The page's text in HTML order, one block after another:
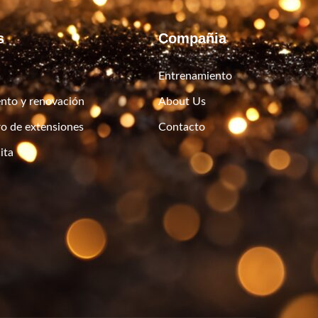
y renovación
de extensiones
Compañia
Entrenamiento
About Us
Contacto